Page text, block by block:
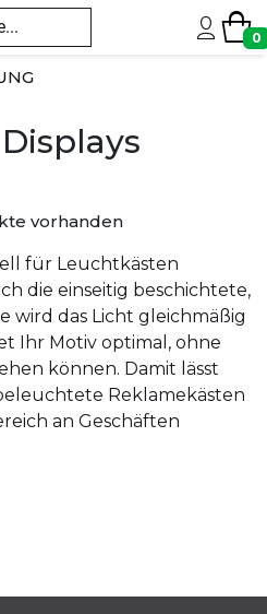
0
vorhanden
für Leuchtkästen
die einseitig beschichtete,
wird das Licht gleichmäßig
Ihr Motiv optimal, ohne
können. Damit lässt
Reklamekästen
an Geschäften